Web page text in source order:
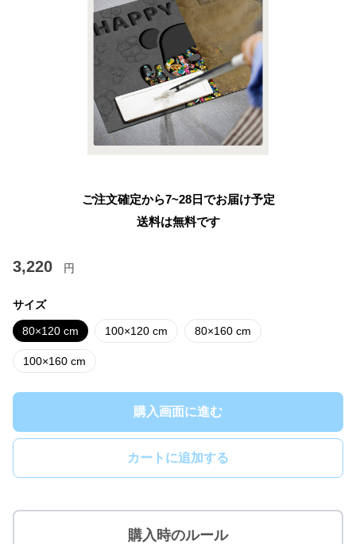
ご注文確定から7~28日でお届け予定
送料は無料です
3,220 円
サイズ
80×120 cm 100×120 cm 80×160 cm
100×160 cm
購入画面に進む
カートに追加する
購入時のルール